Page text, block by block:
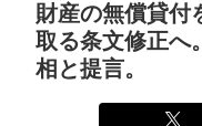
財産の無償貸付
取る条文修正へ
相と提言。